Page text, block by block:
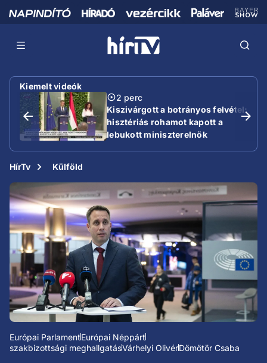
Kiemelt videók
2 perc
Kiszivárgott a botrányos felvétel:
hisztériás rohamot kapott a
lebukott miniszterelnök
HírTv Külföld
Európai ParlamentEurópai Néppárt
szakbizottsági meghallgatásVárhelyi OlivérDömötör Csaba